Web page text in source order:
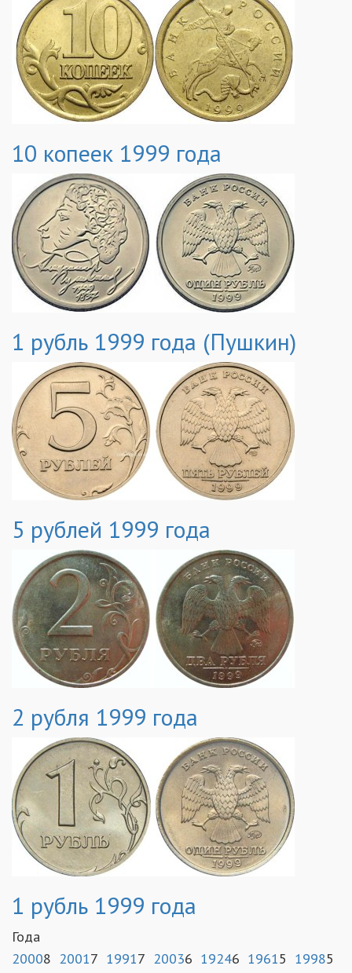
10 копеек 1999 года
1 рубль 1999 года (Пушкин)
5 рублей 1999 года
2 рубля 1999 года
1 рубль 1999 года
Года
20008 20017 19917 20036 19246 19615 19985